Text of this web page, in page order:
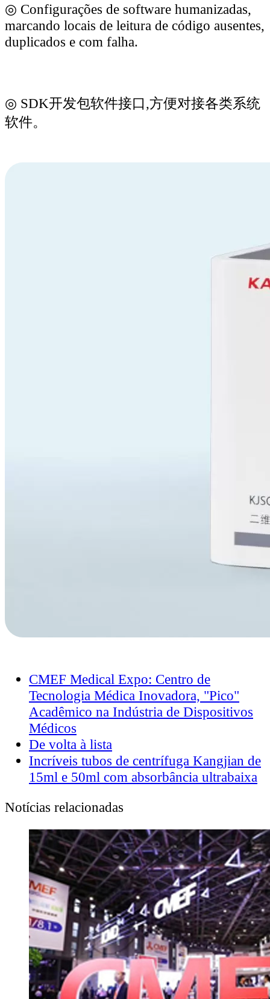
◎ Configurações de software humanizadas,
marcando locais de leitura de código ausentes,
duplicados e com falha.
◎ SDK开发包软件接口,方便对接各类系统
软件。
CMEF Medical Expo: Centro de
Tecnologia Médica Inovadora, "Pico"
Acadêmico na Indústria de Dispositivos
Médicos
De volta à lista
Incríveis tubos de centrífuga Kangjian de
15ml e 50ml com absorbância ultrabaixa
Notícias relacionadas